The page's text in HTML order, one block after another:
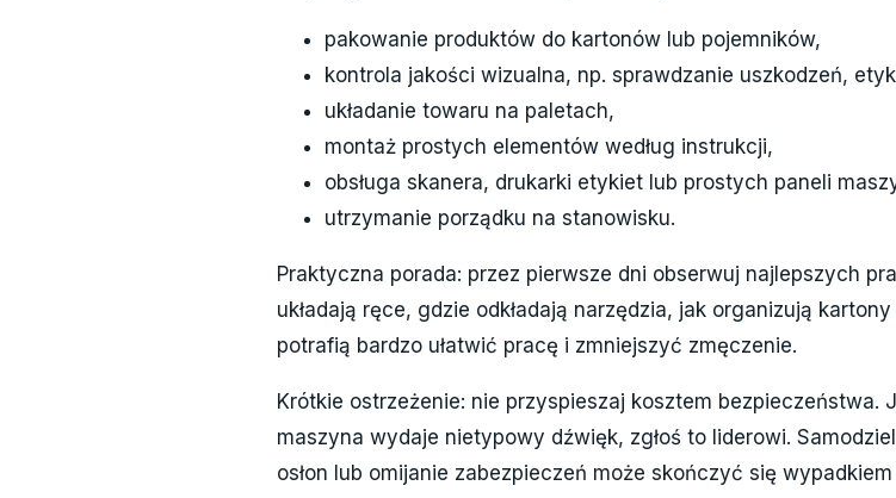
pakowanie produktów do kartonów lub pojemników,
kontrola jakości wizualna, np. sprawdzanie uszkodzeń,
układanie towaru na paletach,
montaż prostych elementów według instrukcji,
obsługa skanera, drukarki etykiet lub prostych paneli
utrzymanie porządku na stanowisku.
Praktyczna porada: przez pierwsze dni obserwuj najlepszych
układają ręce, gdzie odkładają narzędzia, jak organizują
potrafią bardzo ułatwić pracę i zmniejszyć zmęczenie.
Krótkie ostrzeżenie: nie przyspieszaj kosztem bezpieczeństwa.
maszyna wydaje nietypowy dźwięk, zgłoś to liderowi.
osłon lub omijanie zabezpieczeń może skończyć się